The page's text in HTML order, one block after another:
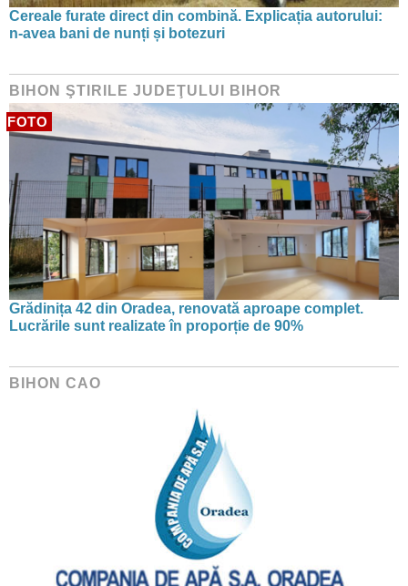
Cereale furate direct din combină. Explicația autorului:
n-avea bani de nunți și botezuri
BIHON ŞTIRILE JUDEŢULUI BIHOR
FOTO
Grădinița 42 din Oradea, renovată aproape complet.
Lucrările sunt realizate în proporție de 90%
BIHON CAO